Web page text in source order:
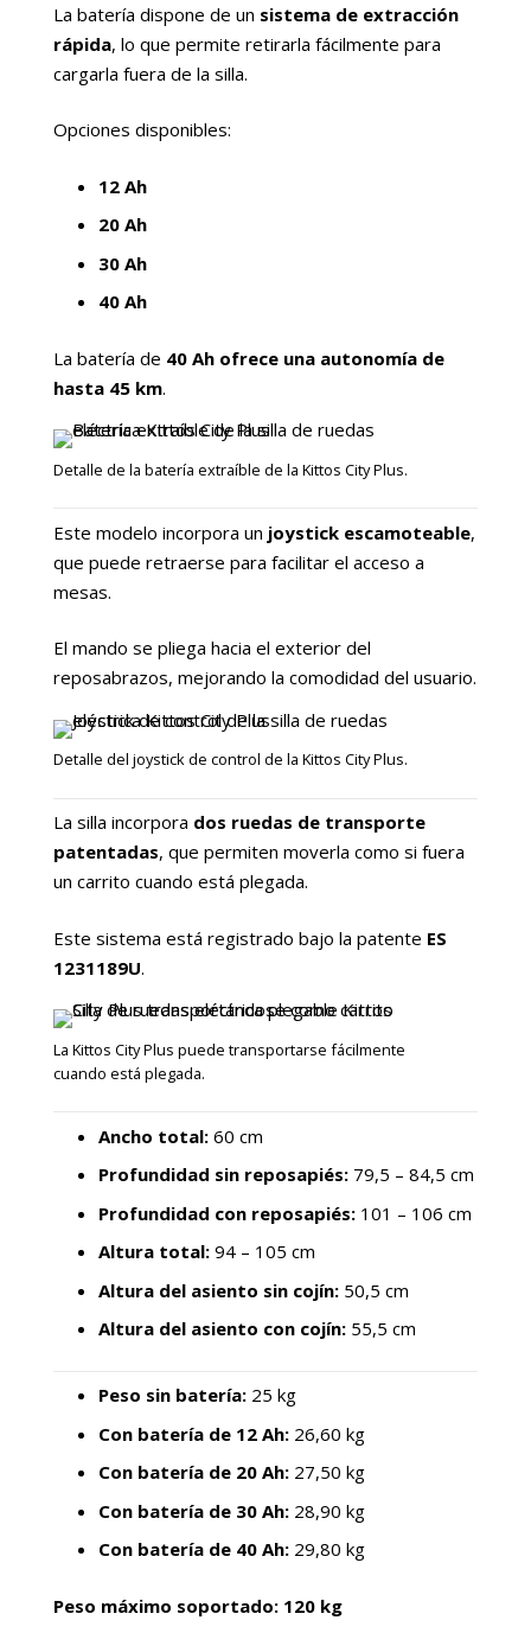
La batería dispone de un sistema de extracción
rápida, lo que permite retirarla fácilmente para
cargarla fuera de la silla.
Opciones disponibles:
12 Ah
20 Ah
30 Ah
40 Ah
La batería de 40 Ah ofrece una autonomía de
hasta 45 km.
Detalle de la batería extraíble de la Kittos City Plus.
Este modelo incorpora un joystick escamoteable,
que puede retraerse para facilitar el acceso a
mesas.
El mando se pliega hacia el exterior del
reposabrazos, mejorando la comodidad del usuario.
Detalle del joystick de control de la Kittos City Plus.
La silla incorpora dos ruedas de transporte
patentadas, que permiten moverla como si fuera
un carrito cuando está plegada.
Este sistema está registrado bajo la patente ES
1231189U.
La Kittos City Plus puede transportarse fácilmente
cuando está plegada.
Ancho total:60 cm
Profundidad sin reposapiés:79,5 – 84,5 cm
Profundidad con reposapiés:101 – 106 cm
Altura total:94 – 105 cm
Altura del asiento sin cojín:50,5 cm
Altura del asiento con cojín:55,5 cm
Peso sin batería:25 kg
Con batería de 12 Ah:26,60 kg
Con batería de 20 Ah:27,50 kg
Con batería de 30 Ah:28,90 kg
Con batería de 40 Ah:29,80 kg
Peso máximo soportado: 120 kg